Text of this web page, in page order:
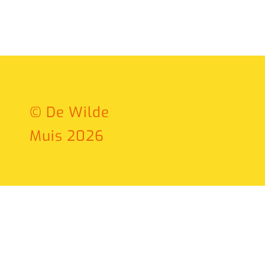
© De Wilde
Muis 2026